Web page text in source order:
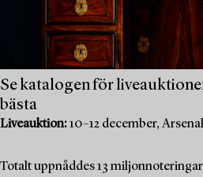
Se katalogen för
bästa
Liveauktion:10–12 december,
Totalt uppnåddes 13